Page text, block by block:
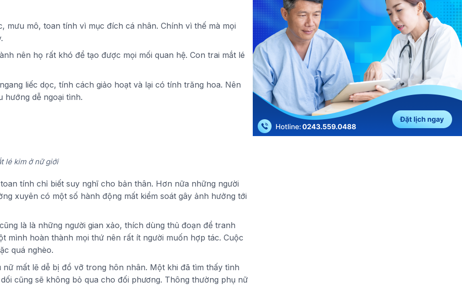
mưu mô, toan tính vì mục đích cá nhân. Chính vì thế mà mọi
nên họ rất khó để tạo được mọi mối quan hệ. Con trai mắt lé
liếc dọc, tính cách giảo hoạt và lại có tính trăng hoa. Nên
hướng dễ ngoại tình.
lé kim ở nữ giới
tính chỉ biết suy nghĩ cho bản thân. Hơn nữa những người
xuyên có một số hành động mất kiểm soát gây ảnh hưởng tới
là là những người gian xảo, thích dùng thủ đoạn để tranh
mình hoàn thành mọi thứ nên rất ít người muốn hợp tác. Cuộc
quá nghèo.
mất lẽ dễ bị đổ vỡ trong hôn nhân. Một khi đã tìm thấy tình
cũng sẽ không bỏ qua cho đối phương. Thông thường phụ nữ